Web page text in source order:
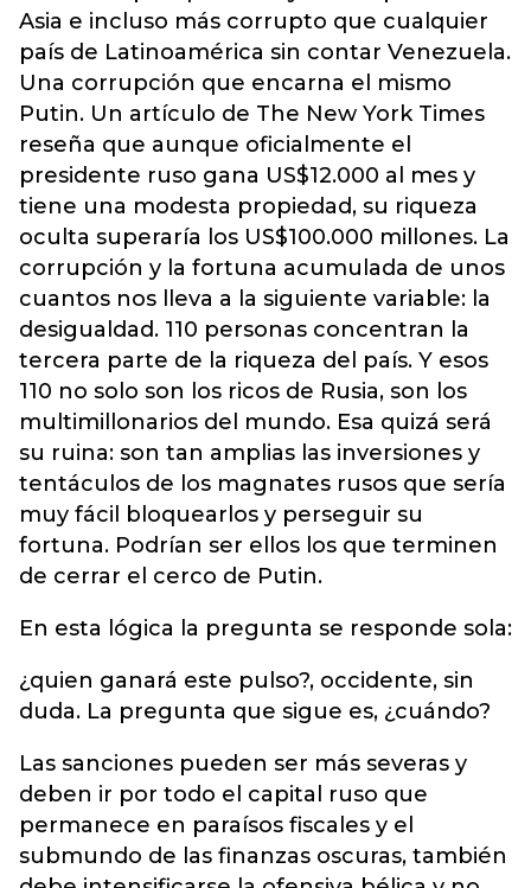
Asia e incluso más corrupto que cualquier
país de Latinoamérica sin contar Venezuela.
Una corrupción que encarna el mismo
Putin. Un artículo de The New York Times
reseña que aunque oficialmente el
presidente ruso gana US$12.000 al mes y
tiene una modesta propiedad, su riqueza
oculta superaría los US$100.000 millones. La
corrupción y la fortuna acumulada de unos
cuantos nos lleva a la siguiente variable: la
desigualdad. 110 personas concentran la
tercera parte de la riqueza del país. Y esos
110 no solo son los ricos de Rusia, son los
multimillonarios del mundo. Esa quizá será
su ruina: son tan amplias las inversiones y
tentáculos de los magnates rusos que sería
muy fácil bloquearlos y perseguir su
fortuna. Podrían ser ellos los que terminen
de cerrar el cerco de Putin.
En esta lógica la pregunta se responde sola:
¿quien ganará este pulso?, occidente, sin
duda. La pregunta que sigue es, ¿cuándo?
Las sanciones pueden ser más severas y
deben ir por todo el capital ruso que
permanece en paraísos fiscales y el
submundo de las finanzas oscuras, también